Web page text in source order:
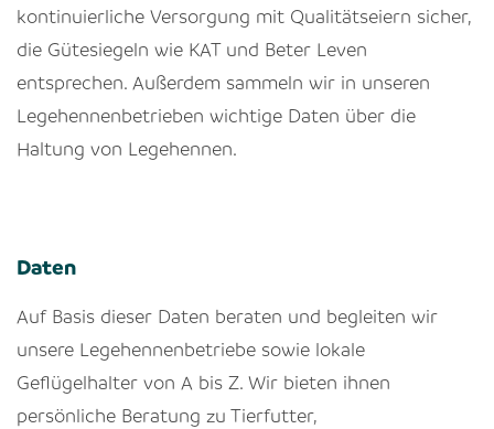
kontinuierliche Versorgung mit Qualitätseiern sicher,
die Gütesiegeln wie KAT und Beter Leven
entsprechen. Außerdem sammeln wir in unseren
Legehennenbetrieben wichtige Daten über die
Haltung von Legehennen.
Daten
Auf Basis dieser Daten beraten und begleiten wir
unsere Legehennenbetriebe sowie lokale
Geflügelhalter von A bis Z. Wir bieten ihnen
persönliche Beratung zu Tierfutter,